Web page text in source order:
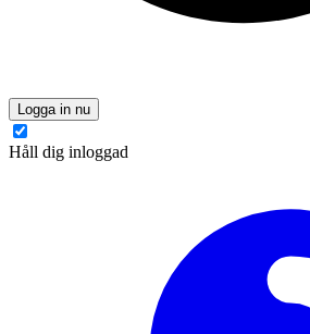
Logga in nu
Håll dig inloggad